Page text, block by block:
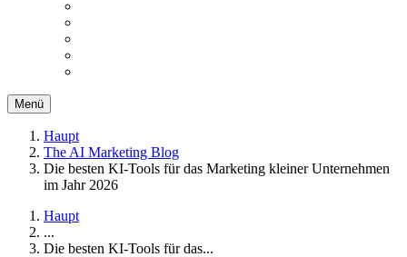
Menü
Haupt
The AI Marketing Blog
Die besten KI-Tools für das Marketing kleiner Unternehmen
im Jahr 2026
Haupt
...
Die besten KI-Tools für das...